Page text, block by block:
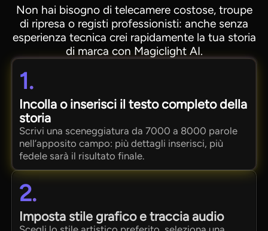
Non hai bisogno di telecamere costose, troupe
di ripresa o registi professionisti: anche senza
esperienza tecnica crei rapidamente la tua storia
di marca con Magiclight AI.
1.
Incolla o inserisci il testo completo della
storia
Scrivi una sceneggiatura da 7000 a 8000 parole
nell’apposito campo: più dettagli inserisci, più
fedele sarà il risultato finale.
2.
Imposta stile grafico e traccia audio